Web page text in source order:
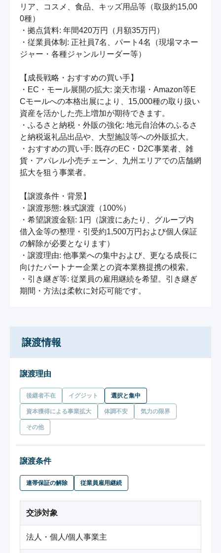
リア、コスメ、食品、キッズ用品等（取扱約15,00
0種）
・拠点賃料: 年間420万円（月額35万円）
・従業員体制: 正社員7名、パート4名（現場マネー
ジャー・各種ジャンルリーダー等）
【成長戦略・おすすめの買い手】
・EC・モール展開の拡大: 楽天市場・Amazon等E
Cモールへの本格出展により、15,000種の取り扱い
資産を活かした売上増加が期待できます。
・ふるさと納税・外販の強化: 地元自治体のふるさ
と納税返礼品出品や、大型施設等への外販拡大。
・おすすめの買い手: 既存のEC・D2C事業者、雑
貨・アパレル小売チェーン、九州エリアでの店舗網
拡大を狙う事業者。
【譲渡条件・背景】
・譲渡形態: 株式譲渡（100%）
・希望譲渡金額: 1円（譲渡にあたり、グループ内
借入金等の整理・引受約1,500万円および個人保証
の解除が必要となります）
・譲渡理由: 他事業への集中および、更なる成長に
向けたパートナー企業との資本業務提携の模索。
・引き継ぎ等: 従業員の雇用継続を希望。引き継ぎ
期間・方法は柔軟に対応可能です。
譲渡情報
譲渡理由
後継者不在 イグジット 選択と集中
資本獲得による事業拡大 体調不安 気力の限界
その他
譲渡条件
連帯保証の解除 従業員雇用継続
交渉対象
法人・個人/個人事業主